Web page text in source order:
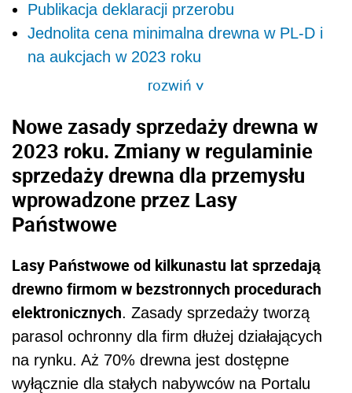
Publikacja deklaracji przerobu
Jednolita cena minimalna drewna w PL-D i
na aukcjach w 2023 roku
rozwiń>
Nowe zasady sprzedaży drewna w
2023 roku. Zmiany w regulaminie
sprzedaży drewna dla przemysłu
wprowadzone przez Lasy
Państwowe
Lasy Państwowe od kilkunastu lat sprzedają
drewno firmom w bezstronnych procedurach
elektronicznych. Zasady sprzedaży tworzą
parasol ochronny dla firm dłużej działających
na rynku. Aż 70% drewna jest dostępne
wyłącznie dla stałych nabywców na Portalu